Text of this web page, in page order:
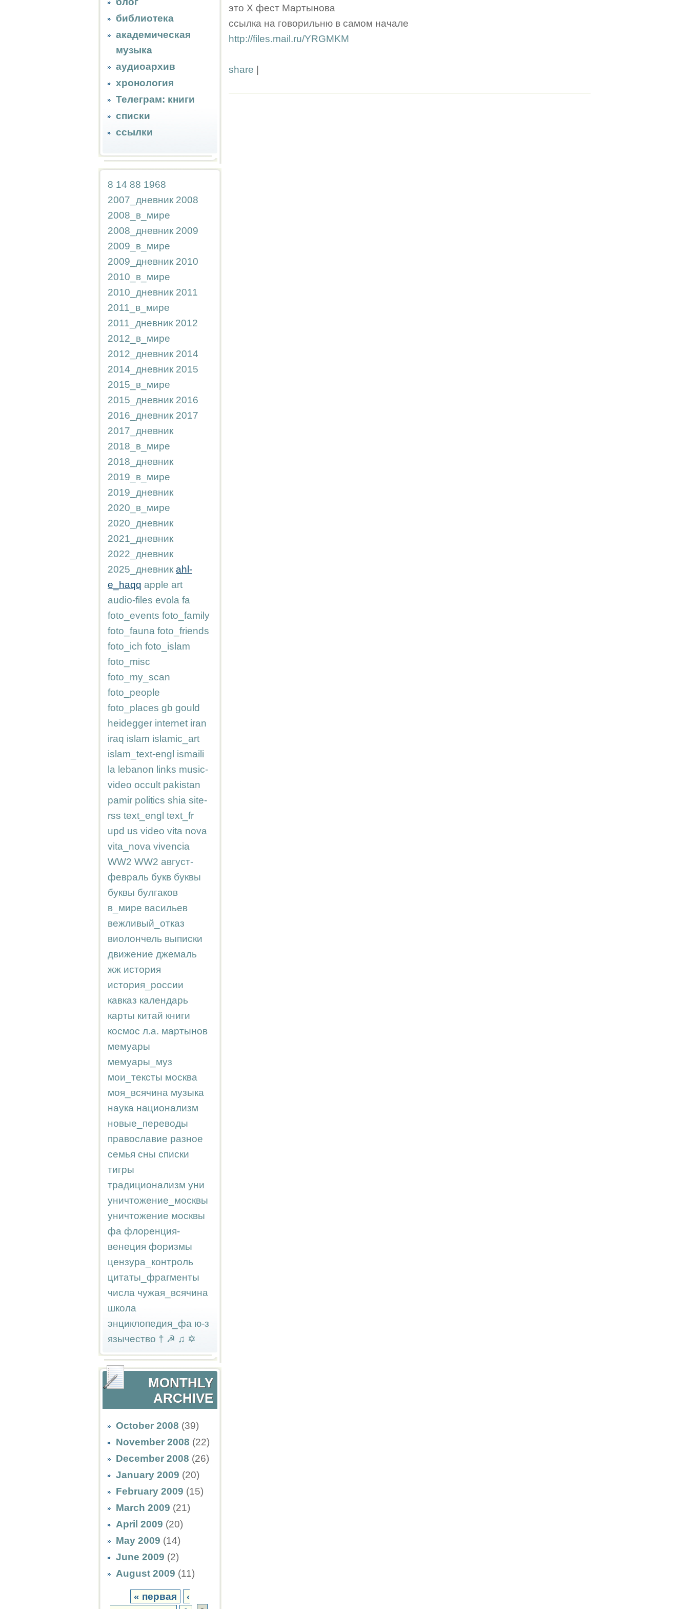
библиотека
академическая
музыка
аудиоархив
хронология
Телеграм: книги
списки
ссылки
8 14 88 1968
2007_дневник 2008
2008_в_мире
2008_дневник 2009
2009_в_мире
2009_дневник 2010
2010_в_мире
2010_дневник 2011
2011_в_мире
2011_дневник 2012
2012_в_мире
2012_дневник 2014
2014_дневник 2015
2015_в_мире
2015_дневник 2016
2016_дневник 2017
2017_дневник
2018_в_мире
2018_дневник
2019_в_мире
2019_дневник
2020_в_мире
2020_дневник
2021_дневник
2022_дневник
2025_дневник ahl-
e_haqq apple art
audio-files evola fa
foto_events foto_family
foto_fauna foto_friends
foto_ich foto_islam
foto_misc
foto_my_scan
foto_people
foto_places gb gould
heidegger internet iran
iraq islam islamic_art
islam_text-engl ismaili
la lebanon links music-
video occult pakistan
pamir politics shia site-
rss text_engl text_fr
upd us video vita nova
vita_nova vivencia
WW2 WW2 август-
февраль букв буквы
буквы булгаков
в_мире васильев
вежливый_отказ
виолончель выписки
движение джемаль
жж история
история_россии
кавказ календарь
карты китай книги
космос л.а. мартынов
мемуары
мемуары_муз
мои_тексты москва
моя_всячина музыка
наука национализм
новые_переводы
православие разное
семья сны списки
тигры
традиционализм уни
уничтожение_москвы
уничтожение москвы
фа флоренция-
венеция форизмы
цензура_контроль
цитаты_фрагменты
числа чужая_всячина
школа
энциклопедия_фа ю-з
язычество † ☭ ♫ ✡
MONTHLY
ARCHIVE
October 2008 (39)
November 2008 (22)
December 2008 (26)
January 2009 (20)
February 2009 (15)
March 2009 (21)
April 2009 (20)
May 2009 (14)
June 2009 (2)
August 2009 (11)
« первая
‹
это X фест Мартынова
ссылка на говорильню в самом начале
http://files.mail.ru/YRGMKM
share